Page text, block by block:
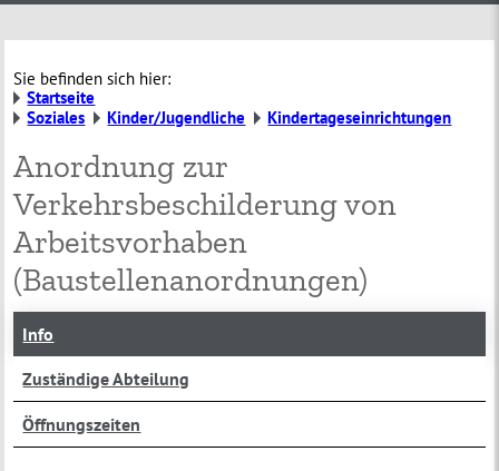
Sie befinden sich hier:
Startseite
Soziales
Kinder/Jugendliche Kindertageseinrichtungen
Anordnung zur
Verkehrsbeschilderung von
Arbeitsvorhaben
(Baustellenanordnungen)
Info
Zuständige Abteilung
Öffnungszeiten